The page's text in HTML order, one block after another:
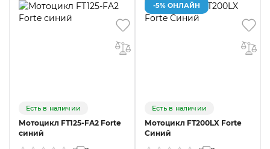
Есть в наличии
Мотоцикл FT125-FA2 Forte
синий
-5% ОНЛАЙН
Есть в наличии
Мотоцикл FT200LX Forte
Синий